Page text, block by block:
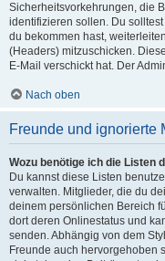
Sicherheitsvorkehrungen, die
identifizieren sollen. Du
du bekommen hast,
(Headers) mitzuschicken.
E-Mail verschickt hat. Der
Nach oben
Freunde und ignorierte
Wozu benötige ich die Listen
Du kannst diese Listen
verwalten. Mitglieder, die du
deinem persönlichen Bereich
dort deren Onlinestatus und
senden. Abhängig von dem
Freunde auch hervorgehoben